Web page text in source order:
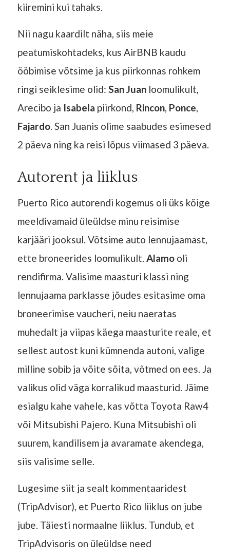
kiiremini kui tahaks.
Nii nagu kaardilt näha, siis meie
peatumiskohtadeks, kus AirBNB kaudu
ööbimise võtsime ja kus piirkonnas rohkem
ringi seiklesime olid: San Juanloomulikult,
Arecibo ja Isabela piirkond, Rincon, Ponce,
Fajardo. San Juanis olime saabudes esimesed
2 päeva ning ka reisi lõpus viimased 3 päeva.
Autorent ja liiklus
Puerto Rico autorendi kogemus oli üks kõige
meeldivamaid üleüldse minu reisimise
karjääri jooksul. Võtsime auto lennujaamast,
ette broneerides loomulikult. Alamooli
rendifirma. Valisime maasturi klassi ning
lennujaama parklasse jõudes esitasime oma
broneerimise vaucheri, neiu naeratas
muhedalt ja viipas käega maasturite reale, et
sellest autost kuni kümnenda autoni, valige
milline sobib ja võite sõita, võtmed on ees. Ja
valikus olid väga korralikud maasturid. Jäime
esialgu kahe vahele, kas võtta Toyota Raw4
või Mitsubishi Pajero. Kuna Mitsubishi oli
suurem, kandilisem ja avaramate akendega,
siis valisime selle.
Lugesime siit ja sealt kommentaaridest
(TripAdvisor), et Puerto Rico liiklus on jube
jube. Täiesti normaalne liiklus. Tundub, et
TripAdvisoris on üleüldse need